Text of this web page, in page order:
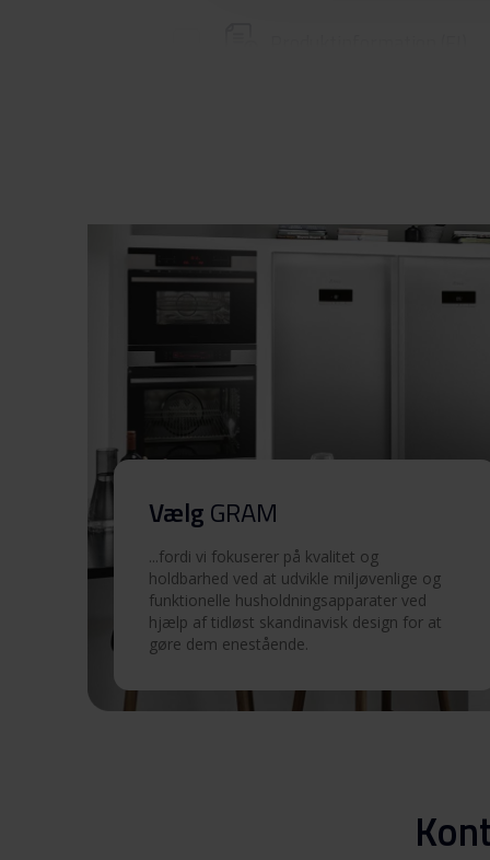
Brugervejledning
Sikkerhedsoplysninger og
Sikkerhedsoplysninger og
Sikkerhedsoplysninger og
advarsler (SV)
Sikkerhedsoplysninger og
advarsler (EN)
Advarsler og
VælgGRAM
...fordi vi fokuserer på kvalitet og
holdbarhed ved at udvikle miljøvenlige og
funktionelle husholdningsapparater ved
hjælp af tidløst skandinavisk design for at
gøre dem enestående.